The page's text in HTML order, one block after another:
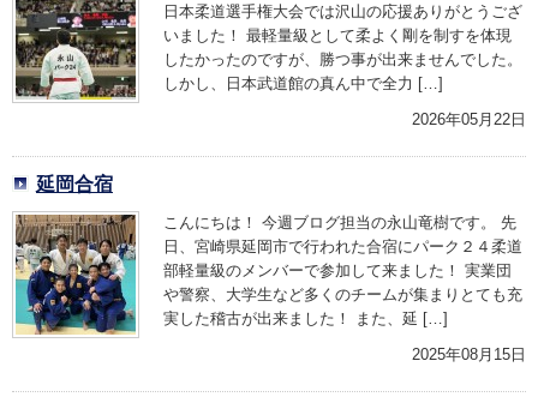
日本柔道選手権大会では沢山の応援ありがとうござ
いました！ 最軽量級として柔よく剛を制すを体現
したかったのですが、勝つ事が出来ませんでした。
しかし、日本武道館の真ん中で全力 […]
2026年05月22日
延岡合宿
こんにちは！ 今週ブログ担当の永山竜樹です。 先
日、宮崎県延岡市で行われた合宿にパーク２４柔道
部軽量級のメンバーで参加して来ました！ 実業団
や警察、大学生など多くのチームが集まりとても充
実した稽古が出来ました！ また、延 […]
2025年08月15日